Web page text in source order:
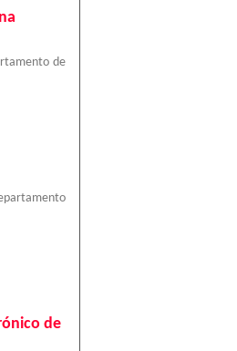
de
de